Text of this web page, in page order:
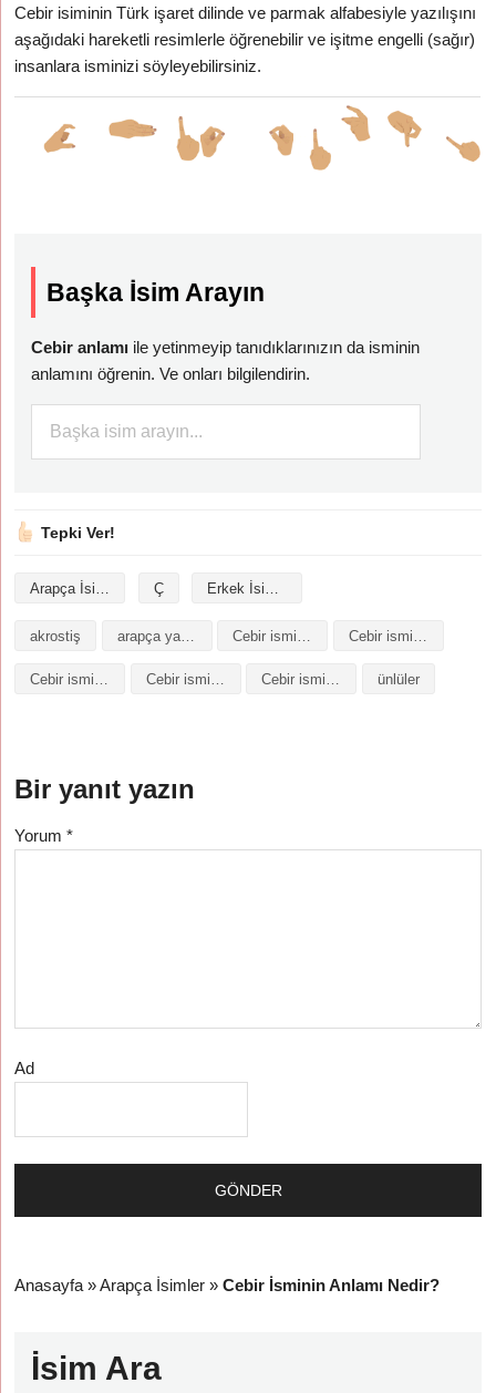
Cebir isiminin Türk işaret dilinde ve parmak alfabesiyle yazılışını
aşağıdaki hareketli resimlerle öğrenebilir ve işitme engelli (sağır)
insanlara isminizi söyleyebilirsiniz.
Başka İsim Arayın
Cebir anlamı ile yetinmeyip tanıdıklarınızın da isminin
anlamını öğrenin. Ve onları bilgilendirin.
Tepki Ver!
Arapça İsimler Ç Erkek İsimleri
akrostiş arapça yazılışı
Cebir isminin baş harfleriyle şiir Cebir isminin kökeni Cebir isminin numerolojisi ünlüler
Bir yanıt yazın
Yorum*
Ad
Anasayfa »Arapça İsimler »Cebir İsminin Anlamı Nedir?
İsim Ara